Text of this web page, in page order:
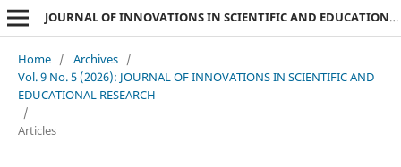
JOURNAL OF INNOVATIONS IN SCIENTIFIC AND EDUCATIONAL RESEARCH
Home / Archives /
Vol. 9 No. 5 (2026): JOURNAL OF INNOVATIONS IN SCIENTIFIC AND
EDUCATIONAL RESEARCH
/
Articles